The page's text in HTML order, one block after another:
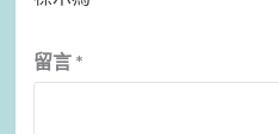
留言 *